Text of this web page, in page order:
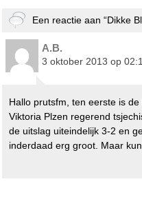
Een reactie aan “Dikke
A.B.
3 oktober 2013 op
Hallo prutsfm, ten eerste is
Viktoria Plzen regerend
de uitslag uiteindelijk 3-2 en
inderdaad erg groot. Maar